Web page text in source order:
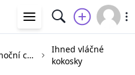
Recepty na osvědčené vánoční cukroví
Ihned vláčné
kokosky